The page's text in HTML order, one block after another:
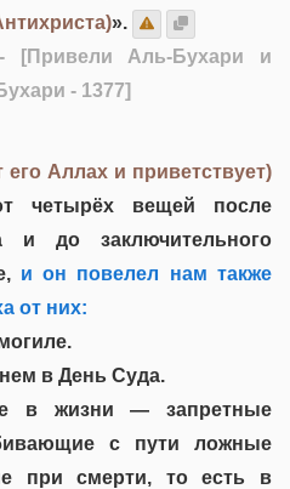
».
[Привели Аль-Бухари и
- 1377]
его Аллах и приветствует)
четырёх вещей после
и до заключительного
и он повелел нам также
от них:
в День Суда.
в жизни — запретные
с пути ложные
при смерти, то есть в